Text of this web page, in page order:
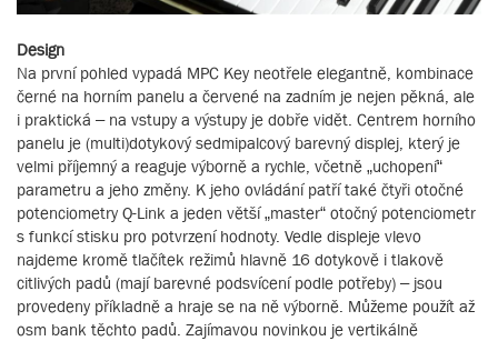
Design
Na první pohled vypadá MPC Key neotřele elegantně, kombinace
černé na horním panelu a červené na zadním je nejen pěkná, ale
i praktická – na vstupy a výstupy je dobře vidět. Centrem horního
panelu je (multi)dotykový sedmipalcový barevný displej, který je
velmi příjemný a reaguje výborně a rychle, včetně „uchopení“
parametru a jeho změny. K jeho ovládání patří také čtyři otočné
potenciometry Q-Link a jeden větší „master“ otočný potenciometr
s funkcí stisku pro potvrzení hodnoty. Vedle displeje vlevo
najdeme kromě tlačítek režimů hlavně 16 dotykově i tlakově
citlivých padů (mají barevné podsvícení podle potřeby) – jsou
provedeny příkladně a hraje se na ně výborně. Můžeme použít až
osm bank těchto padů. Zajímavou novinkou je vertikálně